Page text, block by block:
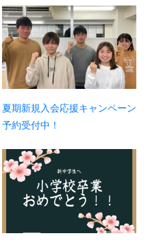
夏期新規入会応援キャンペーン
予約受付中！